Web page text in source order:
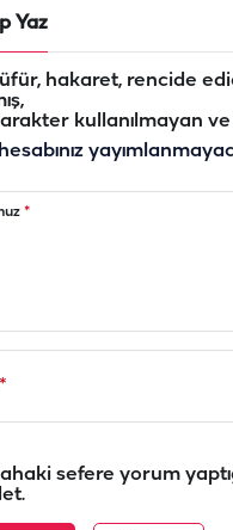
Yaz
hakaret, rencide
kullanılmayan
*
*
sefere yorum